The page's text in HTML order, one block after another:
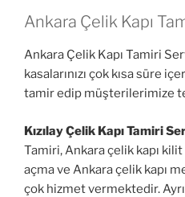
Ankara Çelik Kapı
Ankara Çelik Kapı Tamiri
kasalarınızı çok kısa süre
tamir edip müşterilerimize
Kızılay Çelik Kapı Tamiri
Tamiri, Ankara çelik kapı
açma ve Ankara çelik kapı
çok hizmet vermektedir.